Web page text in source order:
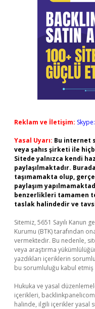
Reklam ve İletişim:
Yasal Uyarı: Bu internet
veya şahıs şirketi ile
Sitede yalnızca kendi
paylaşılmaktadır.
taşımamakta olup,
paylaşım
benzerlikleri tamamen
taslak halindedir ve
Sitemiz, 5651 Sayılı Kanun
Kurumu (BTK) tarafından
vermektedir. Bu nedenle,
veya araştırma
yazdıkları içeriklerin
bu sorumluluğu kabul etmiş
Hukuka ve yasal
içerikleri,
halinde, ilgili içerikler yasal